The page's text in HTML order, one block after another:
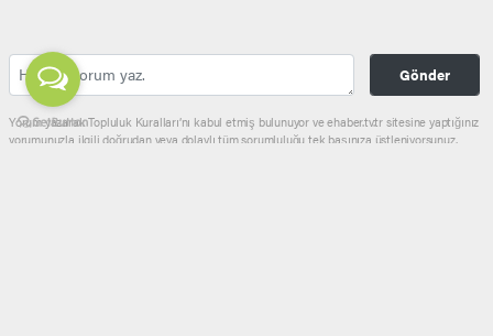
Gönder
Yorum yazarak Topluluk Kuralları’nı kabul etmiş bulunuyor ve ehaber.tv.tr sitesine yaptığınız
yorumunuzla ilgili doğrudan veya dolaylı tüm sorumluluğu tek başınıza üstleniyorsunuz.